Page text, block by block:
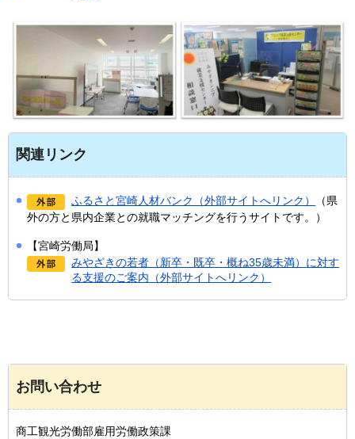
関連リンク
ふるさと宮崎人材バンク（外部サイトへリンク）
（県
外の方と県内企業との就職マッチングを行うサイトです。）
【宮崎労働局】
みやざきの若者（新卒・既卒・概ね35歳未満）に対す
る支援のご案内（外部サイトへリンク）
お問い合わせ
商工観光労働部雇用労働政策課